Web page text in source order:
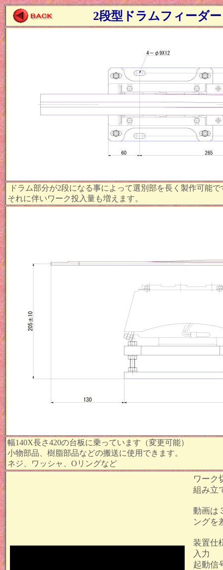
2段型ドラムフィーダー
ドラム部分が2段になる事によって選別部を長く製作可能で
それに伴いワーク投入量も増えます。
幅140X長さ420の台板に乗っています（変更可能）
小物部品、樹脂部品などの搬送に使用できます。
ネジ、ワッシャ、Oリングなど
ワーク
組み立
動画は
ングを
装置
入力
起動信